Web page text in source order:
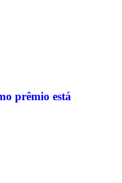
prêmio está